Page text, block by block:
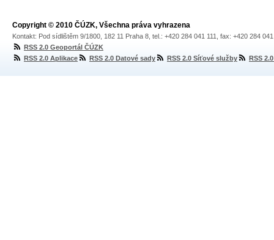
Copyright © 2010 ČÚZK, Všechna práva vyhrazena
Kontakt: Pod sídlištěm 9/1800, 182 11 Praha 8, tel.: +420 284 041 111, fax: +420 284
RSS 2.0 Geoportál ČÚZK
RSS 2.0 Aplikace
RSS 2.0 Datové sady RSS 2.0 Síťové služby RSS